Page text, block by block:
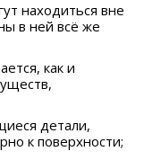
находиться вне
в ней всё же
как и
детали,
к поверхности;